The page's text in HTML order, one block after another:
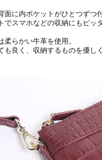
面に内ポケットがひとつずつ
でスマホなどの収納にもピッタ
柔らかい牛革を使用。
も良く、収納するものを優し